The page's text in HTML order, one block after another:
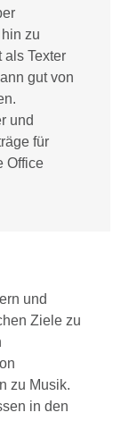
zu
als Texter
gut von
und
für
Office
und
Ziele zu
zu Musik.
in den